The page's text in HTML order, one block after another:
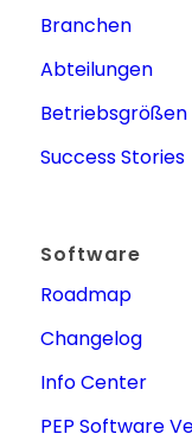
Branchen
Abteilungen
Betriebsgrößen
Success Stories
Software
Roadmap
Changelog
Info Center
PEP Software